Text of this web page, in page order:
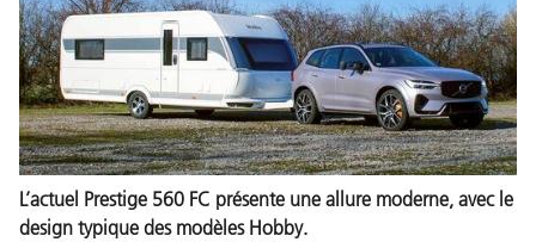
L’actuel Prestige 560 FC présente une allure moderne, avec le
design typique des modèles Hobby.